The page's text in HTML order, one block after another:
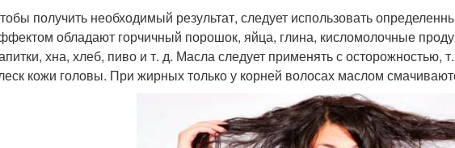
получить необходимый результат, следует использовать
обладают горчичный порошок, яйца, глина, кисломолочные
хна, хлеб, пиво и т. д. Масла следует применять с осторожностью,
кожи головы. При жирных только у корней волосах маслом